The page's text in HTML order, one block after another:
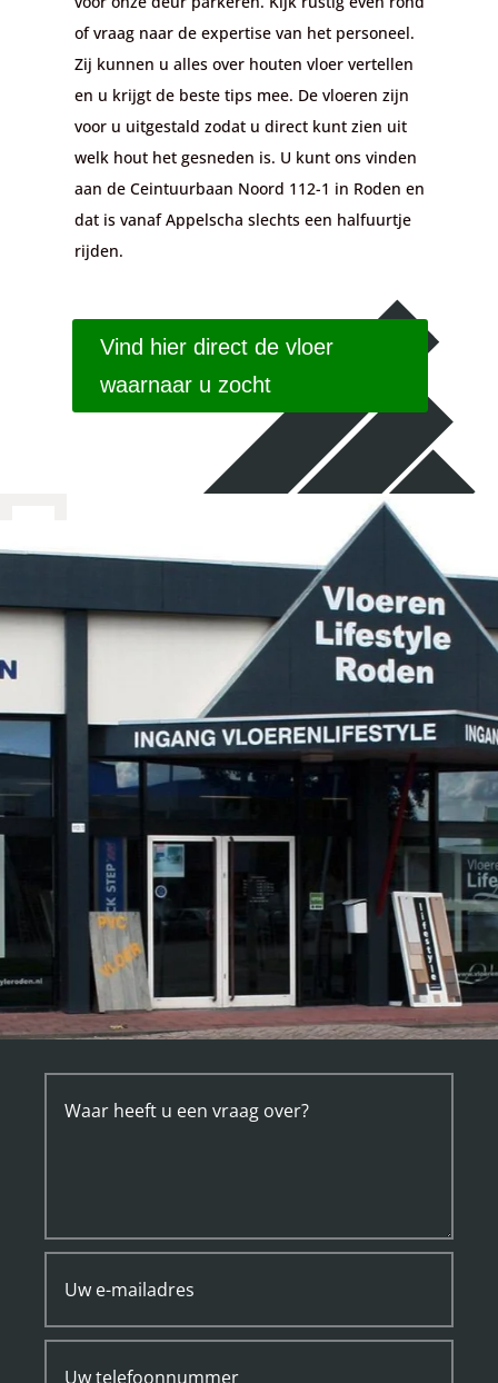
of vraag naar de expertise van het personeel.
Zij kunnen u alles over houten vloer vertellen
en u krijgt de beste tips mee. De vloeren zijn
voor u uitgestald zodat u direct kunt zien uit
welk hout het gesneden is. U kunt ons vinden
aan de Ceintuurbaan Noord 112-1 in Roden en
dat is vanaf Appelscha slechts een halfuurtje
rijden.
Vind hier direct de vloer
waarnaar u zocht